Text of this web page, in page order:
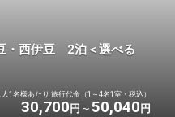
・西伊豆 2泊＜選べる
人1名様あたり 旅行代金（1～4名1室・税込）
30,700 円 50,040 円